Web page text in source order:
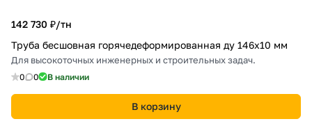
142 730 ₽/тн
Труба бесшовная горячедеформированная ду 146х10 мм
Для высокоточных инженерных и строительных задач.
0 0 В наличии
В корзину